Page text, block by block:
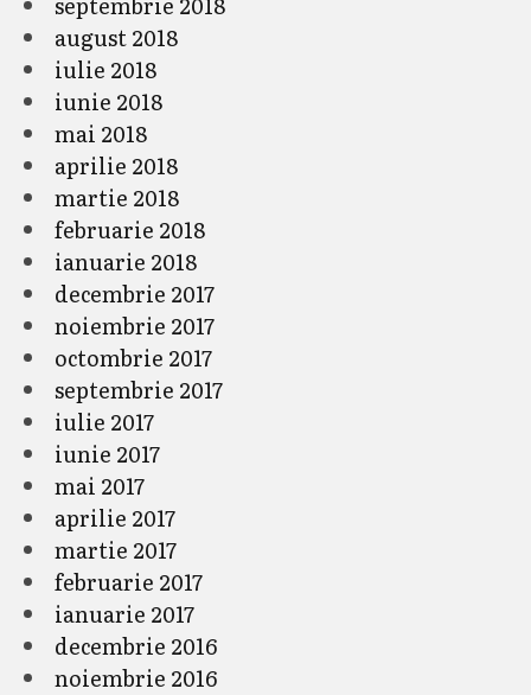
august 2018
iulie 2018
iunie 2018
mai 2018
aprilie 2018
martie 2018
februarie 2018
ianuarie 2018
decembrie 2017
noiembrie 2017
octombrie 2017
septembrie 2017
iulie 2017
iunie 2017
mai 2017
aprilie 2017
martie 2017
februarie 2017
ianuarie 2017
decembrie 2016
noiembrie 2016